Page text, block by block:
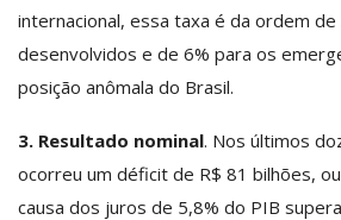
internacional, essa taxa é da ordem
desenvolvidos e de 6% para os
posição anômala do Brasil.
3. Resultado nominal. Nos últimos
ocorreu um déficit de R$ 81 bilhões,
causa dos juros de 5,8% do PIB